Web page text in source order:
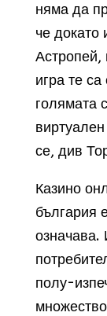
няма да
че докато
Астропей,
игра те
голямата
се, див
Казино
българия
означава.
полу-